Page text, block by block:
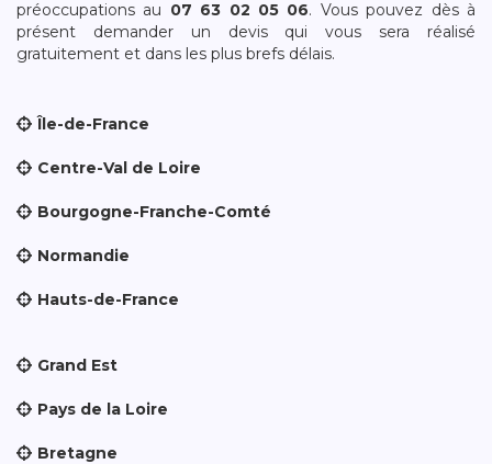
préoccupations au 07 63 02 05 06. Vous pouvez dès à
présent demander un devis qui vous sera réalisé
gratuitement et dans les plus brefs délais.
Île-de-France
Centre-Val de Loire
Bourgogne-Franche-Comté
Normandie
Hauts-de-France
Grand Est
Pays de la Loire
Bretagne